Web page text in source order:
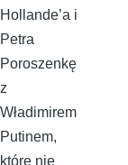
Hollande’a i
Petra
Poroszenkę
z
Władimirem
Putinem,
które nie